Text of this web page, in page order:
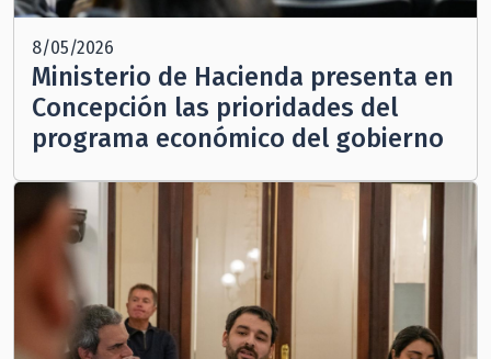
8/05/2026
Ministerio de Hacienda presenta en
Concepción las prioridades del
programa económico del gobierno